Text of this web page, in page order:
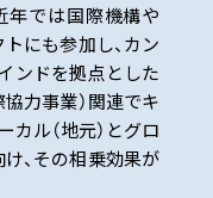
年では国際機構や
にも参加し、カン
ンドを拠点とした
力事業）関連でキ
ル（地元）とグロ
、その相乗効果が